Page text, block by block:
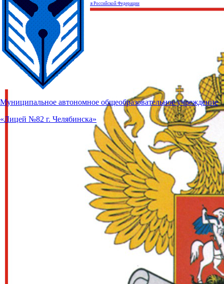
Муниципальное автономное общеобразовательное учреждение
«Лицей №82 г. Челябинска»
Министерство науки и высшего образования Российской Федерации